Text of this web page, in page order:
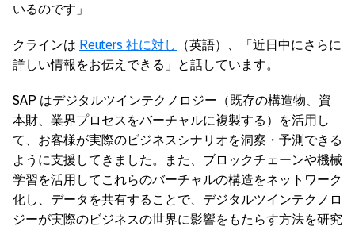
いるのです」
クラインは Reuters 社に対し
（英語）、「近日中にさらに
詳しい情報をお伝えできる」と話しています。
SAP はデジタルツインテクノロジー（既存の構造物、資
本財、業界プロセスをバーチャルに複製する）を活用し
て、お客様が実際のビジネスシナリオを洞察・予測できる
ように支援してきました。また、ブロックチェーンや機械
学習を活用してこれらのバーチャルの構造をネットワーク
化し、データを共有することで、デジタルツインテクノロ
ジーが実際のビジネスの世界に影響をもたらす方法を研究